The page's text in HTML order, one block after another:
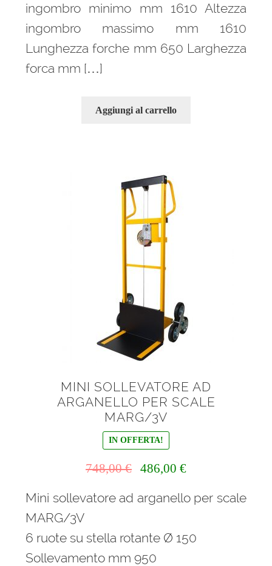
ingombro minimo mm 1610 Altezza
ingombro massimo mm 1610
Lunghezza forche mm 650 Larghezza
forca mm […]
Aggiungi al carrello
MINI SOLLEVATORE AD
ARGANELLO PER SCALE
MARG/3V
IN OFFERTA!
748,00€
originale
486,00 €Il
attuale
Mini sollevatore ad arganello per scale
MARG/3V
6 ruote su stella rotante Ø 150
Sollevamento mm 950